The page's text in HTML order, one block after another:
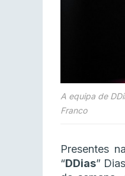
A equipa de
Franco
Presentes
“DDias”